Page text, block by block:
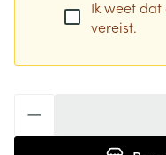
Ik weet
vereist.